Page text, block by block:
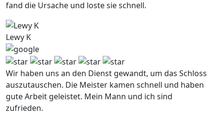
fand die Ursache und loste sie schnell.
Lewy K
Wir haben uns an den Dienst gewandt, um das Schloss
auszutauschen. Die Meister kamen schnell und haben
gute Arbeit geleistet. Mein Mann und ich sind
zufrieden.